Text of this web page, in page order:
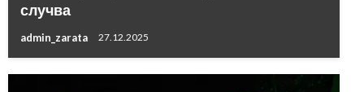
случва
admin_zarata 27.12.2025